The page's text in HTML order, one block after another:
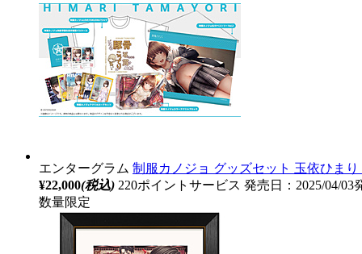
エンターグラム 制服カノジョ グッズセット 玉依ひまり
¥22,000(税込) 220ポイントサービス 発売日：2025/04/03
数量限定